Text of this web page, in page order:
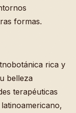
formas.
rica y
belleza
terapéuticas